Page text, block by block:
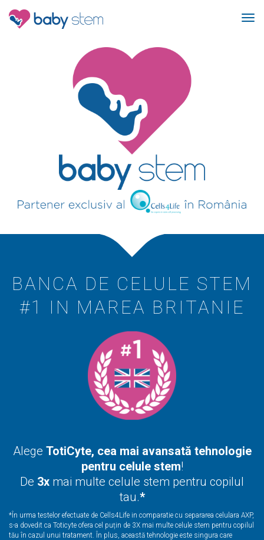
BANCA DE CELULE STEM
#1 IN MAREA BRITANIE
Alege TotiCyte, cea mai avansată tehnologie
pentru celule stem!
De 3x mai multe celule stem pentru copilul
tau.*
*În urma testelor efectuate de Cells4Life in comparatie cu separarea celulara AXP,
s-a dovedit ca Toticyte ofera cel puțin de 3X mai multe celule stem pentru copilul
tău în cazul unui tratament. În plus, această tehnologie este singura care